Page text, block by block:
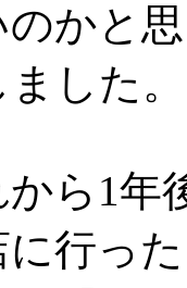
かと
した。
ら1年
に行っ